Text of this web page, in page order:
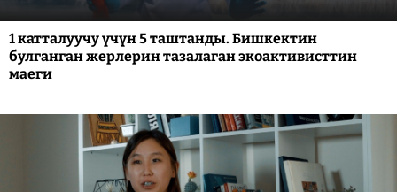
1 катталуучу үчүн 5 таштанды. Бишкектин
булганган жерлерин тазалаган экоактивисттин
маеги